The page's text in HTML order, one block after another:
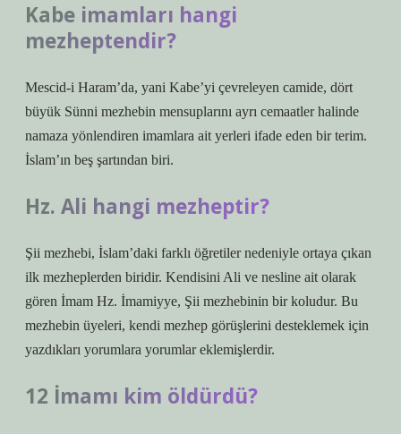
Kabe imamları hangi
mezheptendir?
Mescid-i Haram’da, yani Kabe’yi çevreleyen camide, dört
büyük Sünni mezhebin mensuplarını ayrı cemaatler halinde
namaza yönlendiren imamlara ait yerleri ifade eden bir terim.
İslam’ın beş şartından biri.
Hz. Ali hangi mezheptir?
Şii mezhebi, İslam’daki farklı öğretiler nedeniyle ortaya çıkan
ilk mezheplerden biridir. Kendisini Ali ve nesline ait olarak
gören İmam Hz. İmamiyye, Şii mezhebinin bir koludur. Bu
mezhebin üyeleri, kendi mezhep görüşlerini desteklemek için
yazdıkları yorumlara yorumlar eklemişlerdir.
12 İmamı kim öldürdü?